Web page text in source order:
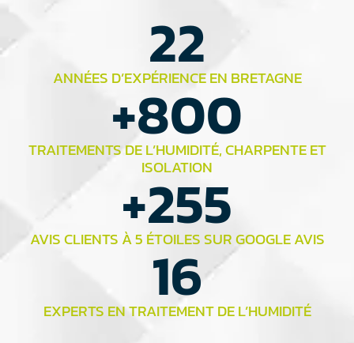
ANNÉES D’EXPÉRIENCE EN BRETAGNE
22
TRAITEMENTS DE L’HUMIDITÉ, CHARPENTE ET
ISOLATION
+800
AVIS CLIENTS À 5 ÉTOILES SUR GOOGLE AVIS
+255
EXPERTS EN TRAITEMENT DE L’HUMIDITÉ
16